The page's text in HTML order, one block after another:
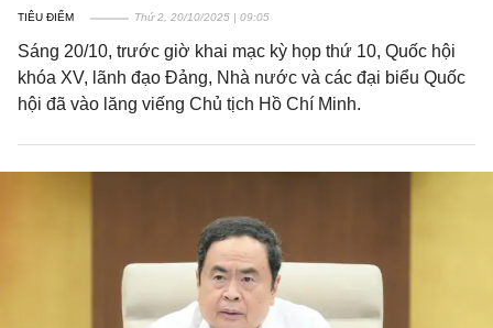
TIÊU ĐIỂM Thứ 2, 20/10/2025 | 09:05
Sáng 20/10, trước giờ khai mạc kỳ họp thứ 10, Quốc hội
khóa XV, lãnh đạo Đảng, Nhà nước và các đại biểu Quốc
hội đã vào lăng viếng Chủ tịch Hồ Chí Minh.